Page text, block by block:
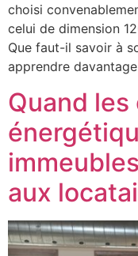
choisi
celui de dimension
Que faut-il savoir à
apprendre
Quand
aux